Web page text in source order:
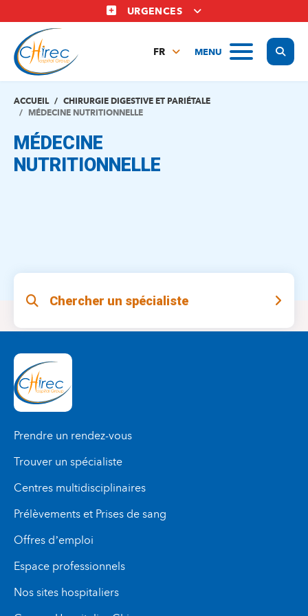
au
contenu
principal
URGENCES
MENU
FR
EN
ACCUEIL
CHIRURGIE DIGESTIVE ET PARIÉTALE
MÉDECINE NUTRITIONNELLE
MÉDECINE
NUTRITIONNELLE
Chercher un spécialiste
Prendre un rendez-vous
Trouver un spécialiste
Centres multidisciplinaires
Prélèvements et Prises de sang
Offres d’emploi
Espace professionnels
Nos sites hospitaliers